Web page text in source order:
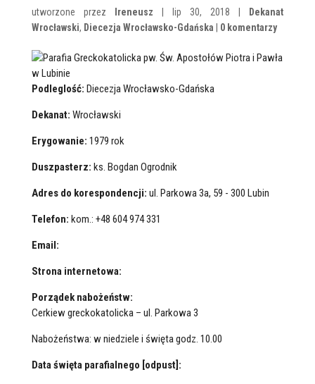
utworzone przez Ireneusz | lip 30, 2018 |
Dekanat
Wrocławski, Diecezja Wrocławsko-Gdańska 0 komentarzy
Podleglość: Diecezja Wrocławsko-Gdańska
Dekanat: Wrocławski
Erygowanie: 1979 rok
Duszpasterz: ks. Bogdan Ogrodnik
Adres do korespondencji: ul. Parkowa 3a, 59 - 300 Lubin
Telefon: kom.: +48 604 974 331
Email:
Strona internetowa:
Porządek nabożeństw:
Cerkiew greckokatolicka – ul. Parkowa 3
Nabożeństwa: w niedziele i święta godz. 10.00
Data święta parafialnego [odpust]: